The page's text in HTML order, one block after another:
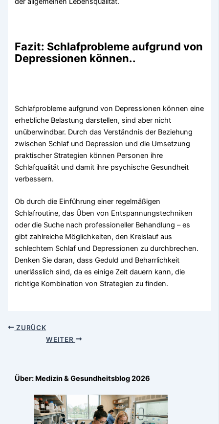
Fazit: Schlafprobleme aufgrund von
Depressionen können..
Schlafprobleme aufgrund von Depressionen können eine
erhebliche Belastung darstellen, sind aber nicht
unüberwindbar. Durch das Verständnis der Beziehung
zwischen Schlaf und Depression und die Umsetzung
praktischer Strategien können Personen ihre
Schlafqualität und damit ihre psychische Gesundheit
verbessern.
Ob durch die Einführung einer regelmäßigen
Schlafroutine, das Üben von Entspannungstechniken
oder die Suche nach professioneller Behandlung – es
gibt zahlreiche Möglichkeiten, den Kreislauf aus
schlechtem Schlaf und Depressionen zu durchbrechen.
Denken Sie daran, dass Geduld und Beharrlichkeit
unerlässlich sind, da es einige Zeit dauern kann, die
richtige Kombination von Strategien zu finden.
ZURÜCK
WEITER
Über: Medizin & Gesundheitsblog 2026